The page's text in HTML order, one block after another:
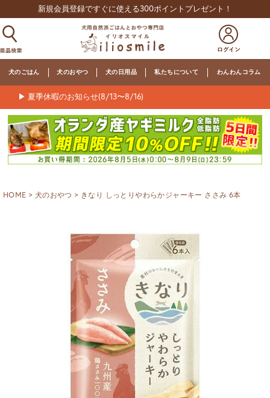
新規会員登録ですぐに使える300ポイントプレゼント！
犬のごはん 犬のおやつ 犬の日用品 私たちについて わんわんコラム
▶ 夏季休暇のお知らせ(8/13〜8/16)
HOME 犬のおやつ きなり しっとりやわらかジャーキー ささみ 6本